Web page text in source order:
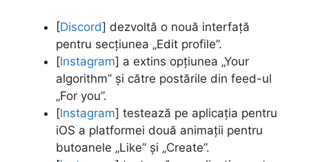
[Discord] dezvoltă o nouă interfață
pentru secțiunea „Edit profile”.
[lnstagram] a extins opțiunea „Your
algorithm” și către postările din feed-ul
„For you”.
[lnstagram] testează pe aplicația pentru
iOS a platformei două animații pentru
butoanele „Like” și „Create”.